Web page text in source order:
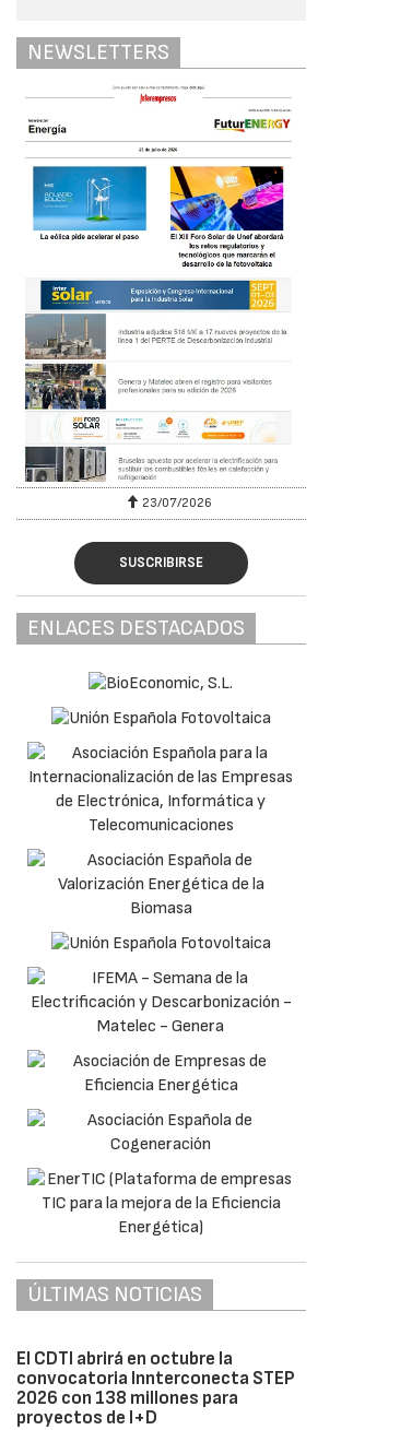
NEWSLETTERS
23/07/2026
SUSCRIBIRSE
ENLACES DESTACADOS
ÚLTIMAS NOTICIAS
El CDTI abrirá en octubre la
convocatoria Innterconecta STEP
2026 con 138 millones para
proyectos de I+D